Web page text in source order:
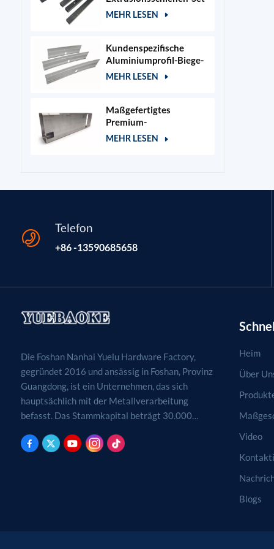
für 400x400mm
MEHR LESEN
Kundenspezifische
Aluminiumprofil-Biege-
und Stanzteile
MEHR LESEN
Maßgefertigtes
Premium-
Aluminiumgehäuse für
MEHR LESEN
Telefon
+86 -13590685658
Die Foshan Nanhai Yuelu Hardware Factory,
gegründet 2016 und ansässig in Foshan, Provinz
Guangdong, ist ein Unternehmen, das sich
hauptsächlich mit der Metallverarbeitung
befasst. Das Stammkapital beträgt 30.000
Produktion und der Vertrieb von
Heim
Über
Video
Blogs